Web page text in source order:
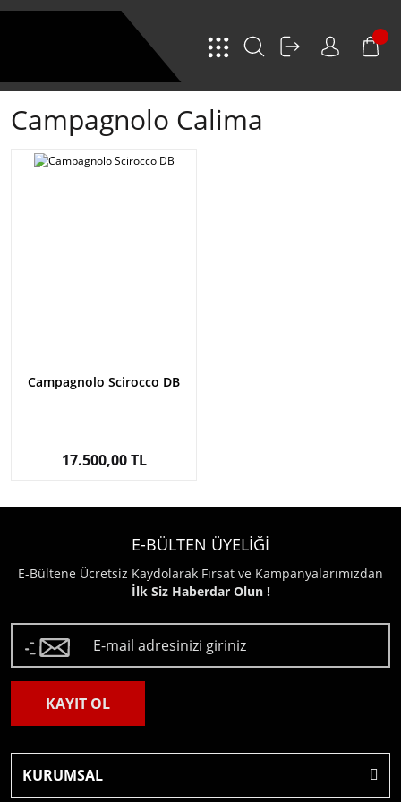
Campagnolo Calima
Campagnolo Scirocco DB
17.500,00 TL
E-BÜLTEN ÜYELİĞİ
E-Bültene Ücretsiz Kaydolarak Fırsat ve Kampanyalarımızdan
İlk Siz Haberdar Olun !
KAYIT OL
KURUMSAL